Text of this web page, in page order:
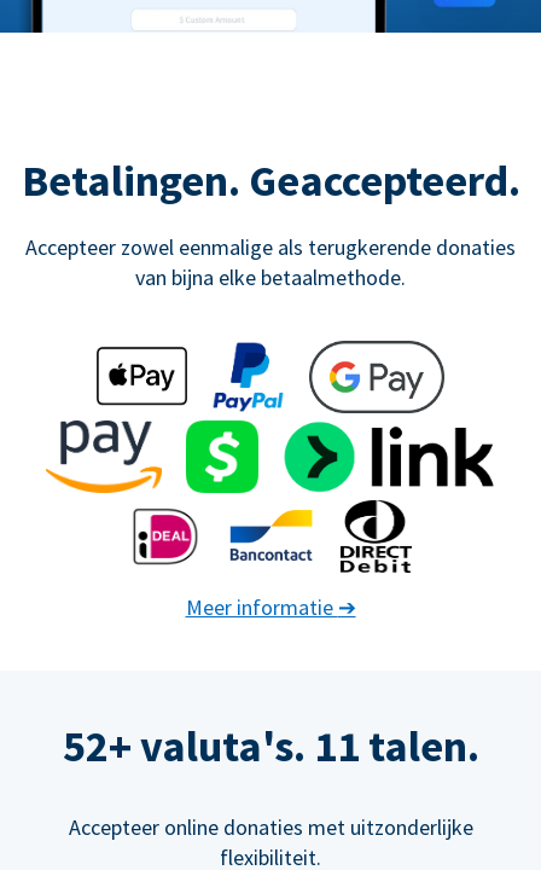
Betalingen. Geaccepteerd.
Accepteer zowel eenmalige als terugkerende donaties
van bijna elke betaalmethode.
Meer informatie ➔
52+ valuta's. 11 talen.
Accepteer online donaties met uitzonderlijke
flexibiliteit.